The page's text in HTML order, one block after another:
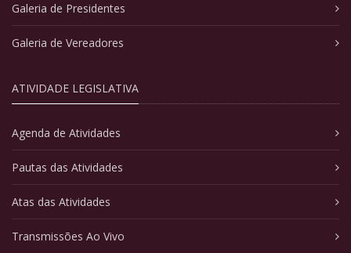
Galeria de Presidentes
Galeria de Vereadores
ATIVIDADE LEGISLATIVA
Agenda de Atividades
Pautas das Atividades
Atas das Atividades
Transmissões Ao Vivo